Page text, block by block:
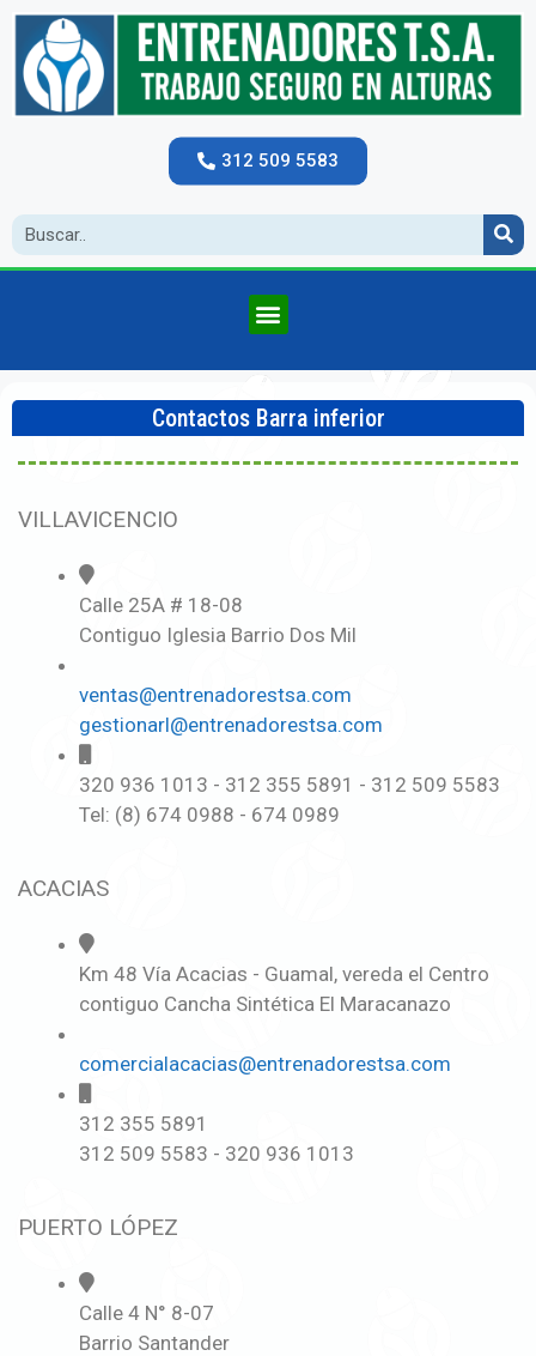
312 509 5583
Contactos Barra inferior
VILLAVICENCIO
Calle 25A # 18-08
Contiguo Iglesia Barrio Dos Mil
ventas@entrenadorestsa.com
gestionarl@entrenadorestsa.com
320 936 1013 - 312 355 5891 - 312 509 5583
Tel: (8) 674 0988 - 674 0989
ACACIAS
Km 48 Vía Acacias - Guamal, vereda el Centro
contiguo Cancha Sintética El Maracanazo
comercialacacias@entrenadorestsa.com
312 355 5891
312 509 5583 - 320 936 1013
PUERTO LÓPEZ
Calle 4 N° 8-07
Barrio Santander